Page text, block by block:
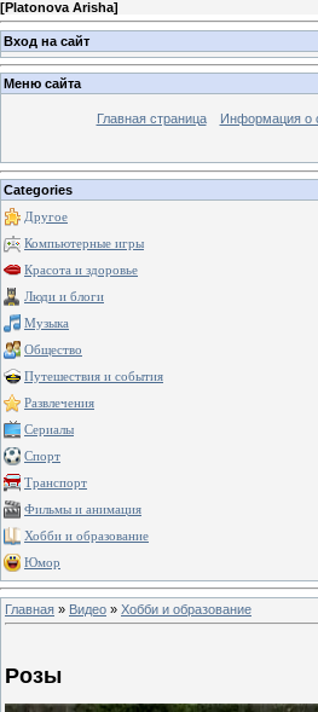
[Platonova Arisha]
Вход на сайт
Меню сайта
Главная страница Информация о
Categories
Другое
Компьютерные игры
Красота и здоровье
Люди и блоги
Музыка
Общество
Путешествия и события
Развлечения
Сериалы
Спорт
Транспорт
Фильмы и анимация
Хобби и образование
Юмор
Главная » Видео » Хобби и образование
Розы